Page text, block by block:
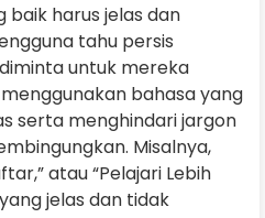
baik harus jelas dan
tahu persis
untuk mereka
bahasa yang
serta menghindari jargon
Misalnya,
atau “Pelajari Lebih
jelas dan tidak